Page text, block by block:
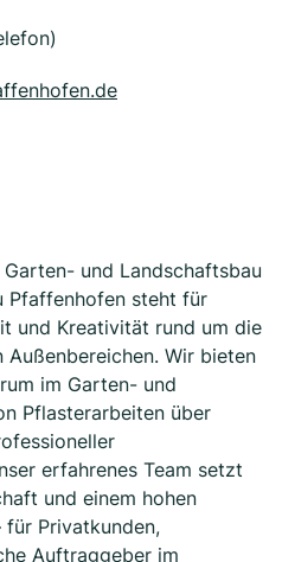
und Landschaftsbau
Pfaffenhofen steht für
und Kreativität rund um die
Wir bieten
im Garten- und
Pflasterarbeiten über
erfahrenes Team setzt
und einem hohen
für Privatkunden,
Auftraggeber im